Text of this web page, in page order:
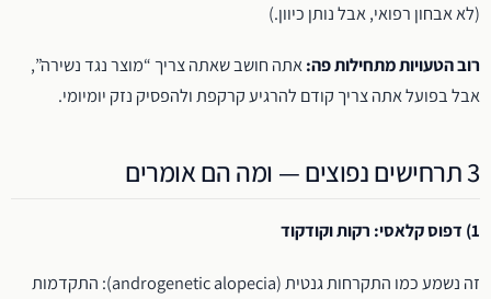
(לא אבחון רפואי, אבל נותן כיוון.)
רוב הטעויות מתחילות פה:אתה חושב שאתה צריך “מוצר נגד נשירה”,
אבל בפועל אתה צריך קודם להרגיע קרקפת ולהפסיק נזק יומיומי.
3 תרחישים נפוצים — ומה הם אומרים
1) דפוס קלאסי: רקות וקודקוד
זה נשמע כמו התקרחות גנטית (androgenetic alopecia): התקדמות